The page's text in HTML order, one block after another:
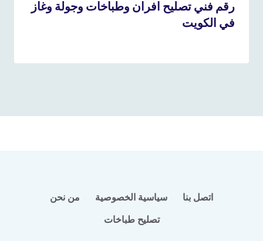
رقم فني تصليح افران وطباخات وجولة وغاز
في الكويت
اتصل بنا سياسية الخصوصية
من نحن
تصليح طباخات